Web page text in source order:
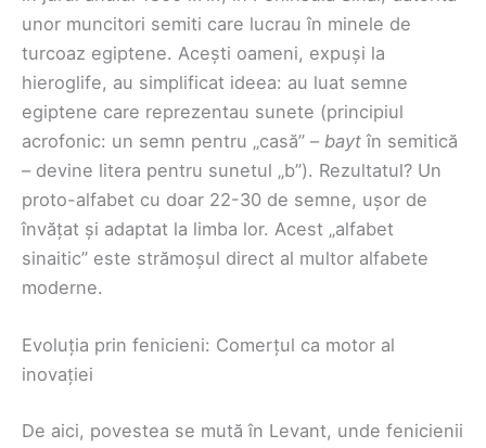
unor muncitori semiti care lucrau în minele de
turcoaz egiptene. Acești oameni, expuși la
hieroglife, au simplificat ideea: au luat semne
egiptene care reprezentau sunete (principiul
acrofonic: un semn pentru „casă” – bayt în semitică
– devine litera pentru sunetul „b”). Rezultatul? Un
proto-alfabet cu doar 22-30 de semne, ușor de
învățat și adaptat la limba lor. Acest „alfabet
sinaitic” este strămoșul direct al multor alfabete
moderne.
Evoluția prin fenicieni: Comerțul ca motor al
inovației
De aici, povestea se mută în Levant, unde fenicienii